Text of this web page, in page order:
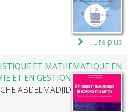
Lire plus...
ET MATHEMATIQUE EN
ET EN GESTION
ABDELMADJID